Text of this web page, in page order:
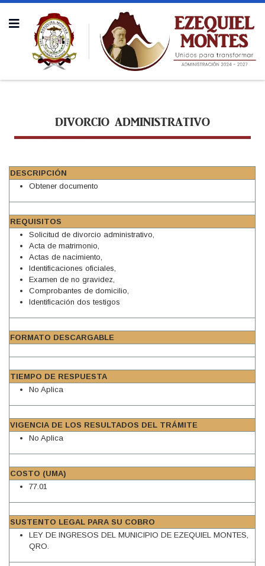
DIVORCIO ADMINISTRATIVO
DESCRIPCIÓN
Obtener documento
REQUISITOS
Solicitud de divorcio administrativo,
Acta de matrimonio,
Actas de nacimiento,
Identificaciones oficiales,
Examen de no gravidez,
Comprobantes de domicilio,
Identificación dos testigos
FORMATO DESCARGABLE
TIEMPO DE RESPUESTA
No Aplica
VIGENCIA DE LOS RESULTADOS DEL TRÁMITE
No Aplica
COSTO (UMA)
77.01
SUSTENTO LEGAL PARA SU COBRO
LEY DE INGRESOS DEL MUNICIPIO DE EZEQUIEL MONTES,
QRO.